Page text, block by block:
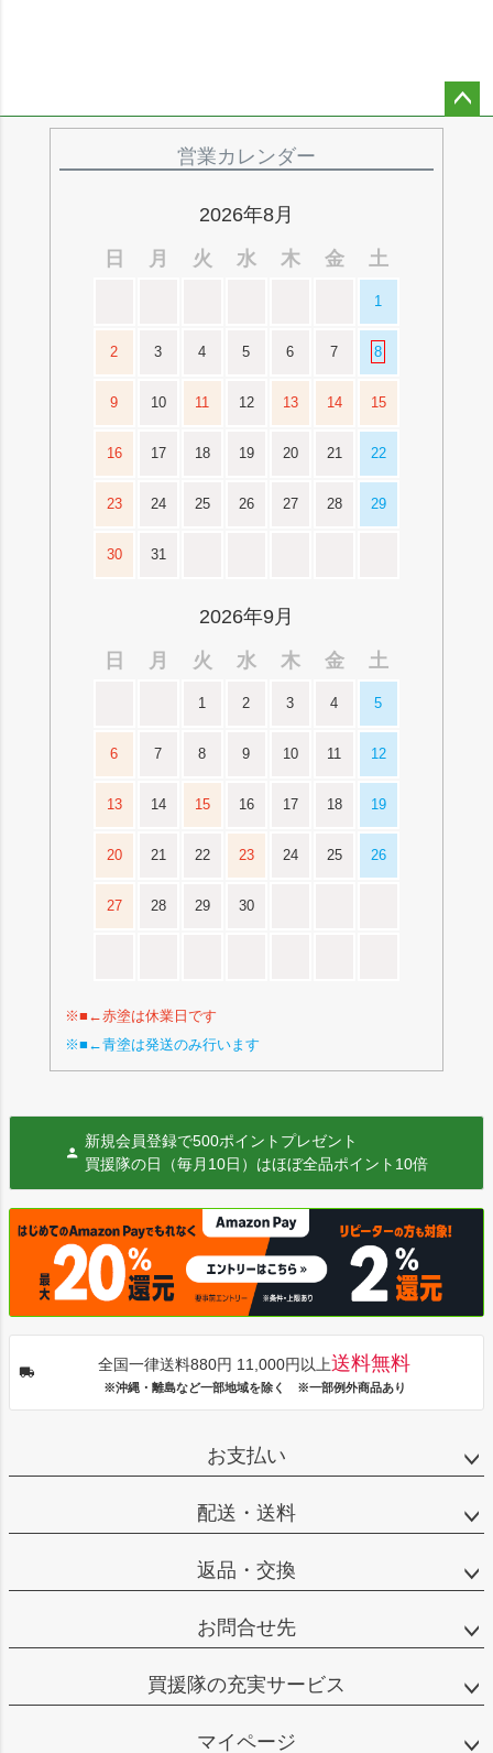
営業カレンダー
2026年8月
日
月 火 水 木 金 土
1
2 3 4 5 6 7 8
9 10 11 12 13 14 15
16 17 18 19 20 21 22
23 24 25 26 27 28 29
30 31
2026年9月
日
月 火 水 木 金 土
1 2 3 4 5
6 7 8 9 10 11 12
13 14 15 16 17 18 19
20 21 22 23 24 25 26
27 28 29 30
※■←赤塗は休業日です
※■←青塗は発送のみ行います
新規会員登録で500ポイントプレゼント
買援隊の日（毎月10日）はほぼ全品ポイント10倍
全国一律送料880円 11,000円以上送料無料
※沖縄・離島など一部地域を除く ※一部例外商品あり
お支払い
配送・送料
返品・交換
お問合せ先
買援隊の充実サービス
マイページ